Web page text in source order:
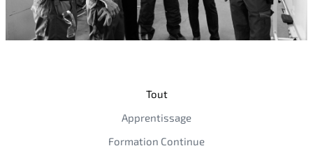
Apprentissage
Formation Continue
Tout